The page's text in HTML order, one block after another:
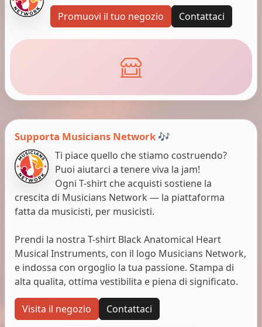
Promuovi il tuo negozio Contattaci
Supporta Musicians Network 🎶
Ti piace quello che stiamo costruendo?
Puoi aiutarci a tenere viva la jam!
Ogni T-shirt che acquisti sostiene la
crescita di Musicians Network — la piattaforma
fatta da musicisti, per musicisti.
Prendi la nostra T-shirt Black Anatomical Heart
Musical Instruments, con il logo Musicians Network,
e indossa con orgoglio la tua passione. Stampa di
alta qualita, ottima vestibilita e piena di significato.
Visita il negozio Contattaci